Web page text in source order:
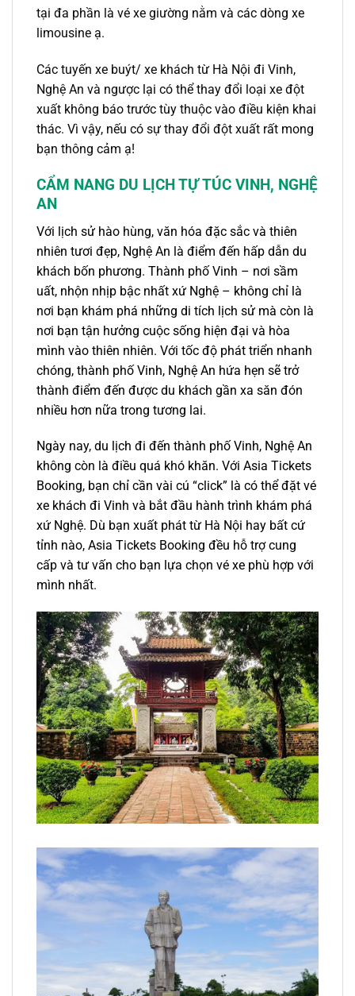
tại đa phần là vé xe giường nằm và các dòng xe
limousine ạ.
Các tuyến xe buýt/ xe khách từ Hà Nội đi Vinh,
Nghệ An và ngược lại có thể thay đổi loại xe đột
xuất không báo trước tùy thuộc vào điều kiện khai
thác. Vì vậy, nếu có sự thay đổi đột xuất rất mong
bạn thông cảm ạ!
CẨM NANG DU LỊCH TỰ TÚC VINH, NGHỆ
AN
Với lịch sử hào hùng, văn hóa đặc sắc và thiên
nhiên tươi đẹp, Nghệ An là điểm đến hấp dẫn du
khách bốn phương. Thành phố Vinh – nơi sầm
uất, nhộn nhịp bậc nhất xứ Nghệ – không chỉ là
nơi bạn khám phá những di tích lịch sử mà còn là
nơi bạn tận hưởng cuộc sống hiện đại và hòa
mình vào thiên nhiên. Với tốc độ phát triển nhanh
chóng, thành phố Vinh, Nghệ An hứa hẹn sẽ trở
thành điểm đến được du khách gần xa săn đón
nhiều hơn nữa trong tương lai.
Ngày nay, du lịch đi đến thành phố Vinh, Nghệ An
không còn là điều quá khó khăn. Với Asia Tickets
Booking, bạn chỉ cần vài cú “click” là có thể đặt vé
xe khách đi Vinh và bắt đầu hành trình khám phá
xứ Nghệ. Dù bạn xuất phát từ Hà Nội hay bất cứ
tỉnh nào, Asia Tickets Booking đều hỗ trợ cung
cấp và tư vấn cho bạn lựa chọn vé xe phù hợp với
mình nhất.